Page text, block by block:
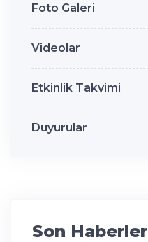
Foto Galeri
Videolar
Etkinlik Takvimi
Duyurular
Son Haberler